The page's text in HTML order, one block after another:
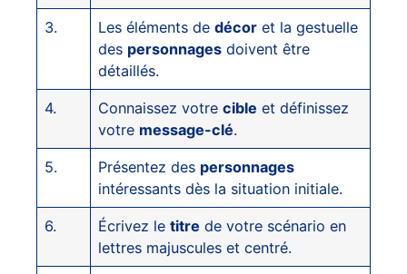
3. Les éléments dedécor et la gestuelle
des personnages doivent être
détaillés.
4. Connaissez votrecible et définissez
votre message-clé.
5. Présentez des personnages
intéressants dès la situation initiale.
6. Écrivez letitre de votre scénario en
lettres majuscules et centré.